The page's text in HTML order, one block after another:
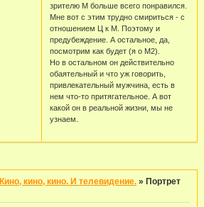
зрителю М больше всего понравился.
Мне вот с этим трудно смириться - с
отношением Ц к М. Поэтому и
предубеждение. А остальное, да,
посмотрим как будет (я о М2).
Но в остальном он действительно
обаятельный и что уж говорить,
привлекательный мужчина, есть в
нем что-то притягательное. А вот
какой он в реальной жизни, мы не
узнаем.
Кино, кино, кино. И телевидение. » Портрет